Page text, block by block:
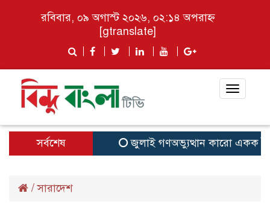
রবিবার, ০৯ অগাস্ট ২০২৬, ০২:১৪ অপরাহ্ন
[gtranslate]
Toggle
সর্বশেষ জুলাই গণঅভ্যুত্থান কারো একক পৈতৃক
/সারাদেশ